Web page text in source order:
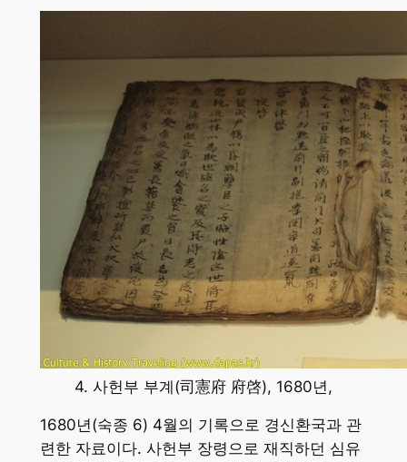
4. 사헌부 부계(司憲府 府啓), 1680년,
1680년(숙종 6) 4월의 기록으로 경신환국과 관
련한 자료이다. 사헌부 장령으로 재직하던 심유